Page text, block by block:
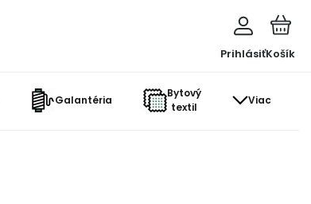
PrihlásiťKošík
Galantéria
Bytový
textil
Viac